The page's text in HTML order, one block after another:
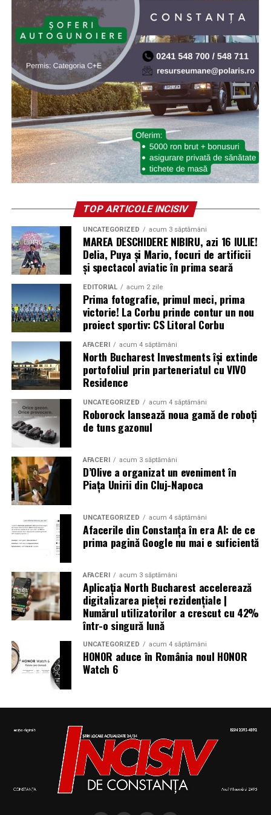
TOP ARTICOLE INCISIV
UNCATEGORIZED acum 3 săptămâni
MAREA DESCHIDERE NIBIRU, azi 16 IULIE!
Delia, Puya și Mario, focuri de artificii
și spectacol aviatic în prima seară
EDITORIAL acum 2 zile
Prima fotografie, primul meci, prima
victorie! La Corbu prinde contur un nou
proiect sportiv: CS Litoral Corbu
AFACERI acum 4 săptămâni
North Bucharest Investments își extinde
portofoliul prin parteneriatul cu VIVO
Residence
UNCATEGORIZED acum 4 săptămâni
Roborock lansează noua gamă de roboți
de tuns gazonul
AFACERI acum 3 săptămâni
D’Olive a organizat un eveniment în
Piața Unirii din Cluj-Napoca
UNCATEGORIZED acum 4 săptămâni
Afacerile din Constanța în era AI: de ce
prima pagină Google nu mai e suficientă
AFACERI acum 3 săptămâni
Aplicația North Bucharest accelerează
digitalizarea pieței rezidențiale |
Numărul utilizatorilor a crescut cu 42%
într-o singură lună
UNCATEGORIZED acum 4 săptămâni
HONOR aduce în România noul HONOR
Watch 6